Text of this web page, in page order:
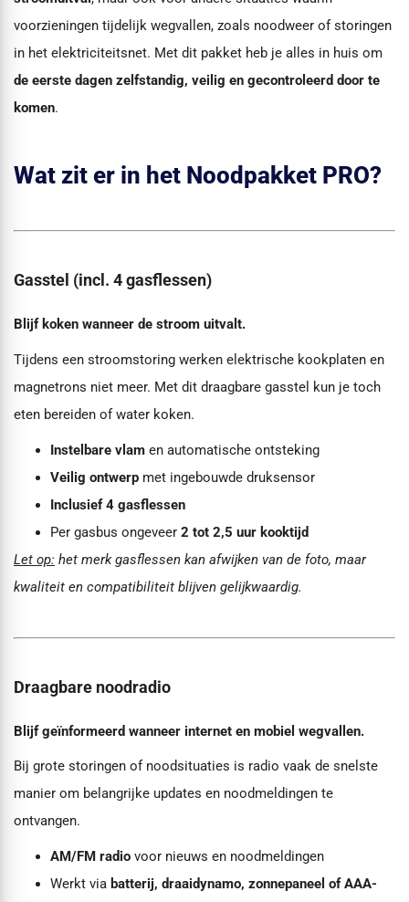
voorzieningen tijdelijk wegvallen, zoals noodweer of storingen
in het elektriciteitsnet. Met dit pakket heb je alles in huis om
de eerste dagen zelfstandig, veilig en gecontroleerd door te
komen.
Wat zit er in het Noodpakket PRO?
Gasstel (incl. 4 gasflessen)
Blijf koken wanneer de stroom uitvalt.
Tijdens een stroomstoring werken elektrische kookplaten en
magnetrons niet meer. Met dit draagbare gasstel kun je toch
eten bereiden of water koken.
Instelbare vlam en automatische ontsteking
Veilig ontwerp met ingebouwde druksensor
Inclusief 4 gasflessen
Per gasbus ongeveer 2 tot 2,5 uur kooktijd
Let op: het merk gasflessen kan afwijken van de foto, maar
kwaliteit en compatibiliteit blijven gelijkwaardig.
Draagbare noodradio
Blijf geïnformeerd wanneer internet en mobiel wegvallen.
Bij grote storingen of noodsituaties is radio vaak de snelste
manier om belangrijke updates en noodmeldingen te
ontvangen.
AM/FM radio voor nieuws en noodmeldingen
Werkt via batterij, draaidynamo, zonnepaneel of AAA-